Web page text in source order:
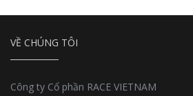
VỀ CHÚNG TÔI
Công ty Cổ phần RACE VIETNAM